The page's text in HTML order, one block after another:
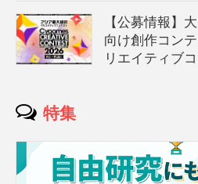
【公募情報】
向け創作コン
リエイティブ
特集